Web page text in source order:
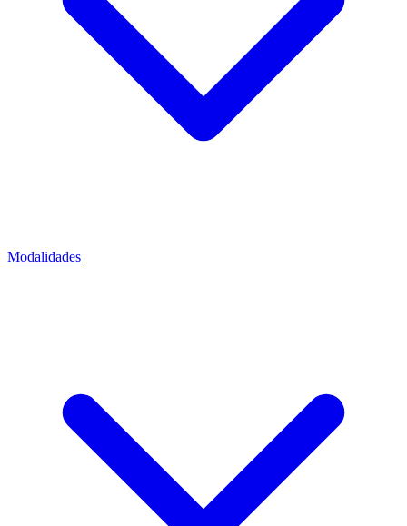
Modalidades